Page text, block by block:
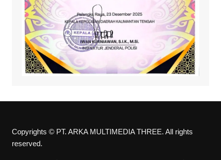
Copyrights © PT. ARKA MULTIMEDIA THREE. All rights
reserved.